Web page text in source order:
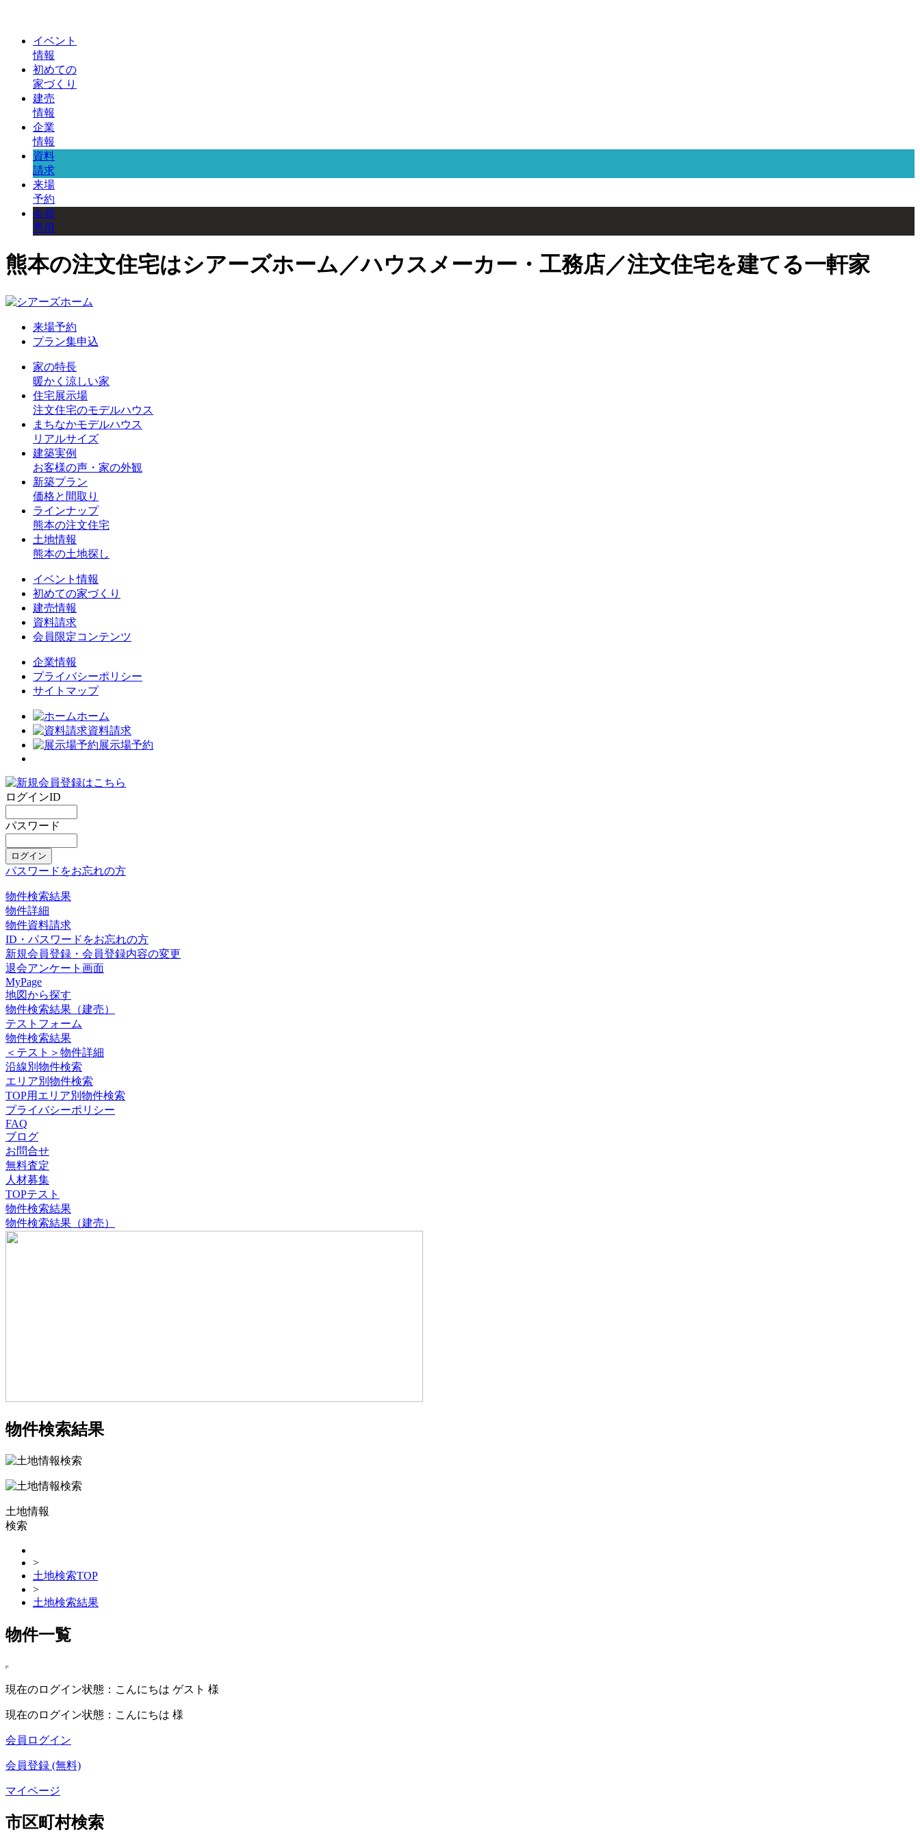
イベント
情報
初めての
家づくり
建売
情報
企業
情報
資料
請求
来場
予約
会員
専用
熊本の注文住宅はシアーズホーム／ハウスメーカー・工務店／注文住宅を建てる一軒家
来場予約
プラン集申込
家の特長
暖かく涼しい家
住宅展示場
注文住宅のモデルハウス
まちなかモデルハウス
リアルサイズ
建築実例
お客様の声・家の外観
新築プラン
価格と間取り
ラインナップ
熊本の注文住宅
土地情報
熊本の土地探し
イベント情報
初めての家づくり
建売情報
資料請求
会員限定コンテンツ
企業情報
プライバシーポリシー
サイトマップ
ホーム
資料請求
展示場予約
ログインID
パスワード
パスワードをお忘れの方
物件検索結果
物件詳細
物件資料請求
ID・パスワードをお忘れの方
新規会員登録・会員登録内容の変更
退会アンケート画面
MyPage
地図から探す
物件検索結果（建売）
テストフォーム
物件検索結果
＜テスト＞物件詳細
沿線別物件検索
エリア別物件検索
TOP用エリア別物件検索
プライバシーポリシー
FAQ
ブログ
お問合せ
無料査定
人材募集
TOPテスト
物件検索結果
物件検索結果（建売）
物件検索結果
土地情報
検索
>
土地検索TOP
>
土地検索結果
物件一覧
現在のログイン状態：こんにちは ゲスト 様
現在のログイン状態：こんにちは 様
会員ログイン
会員登録 (無料)
マイページ
市区町村検索